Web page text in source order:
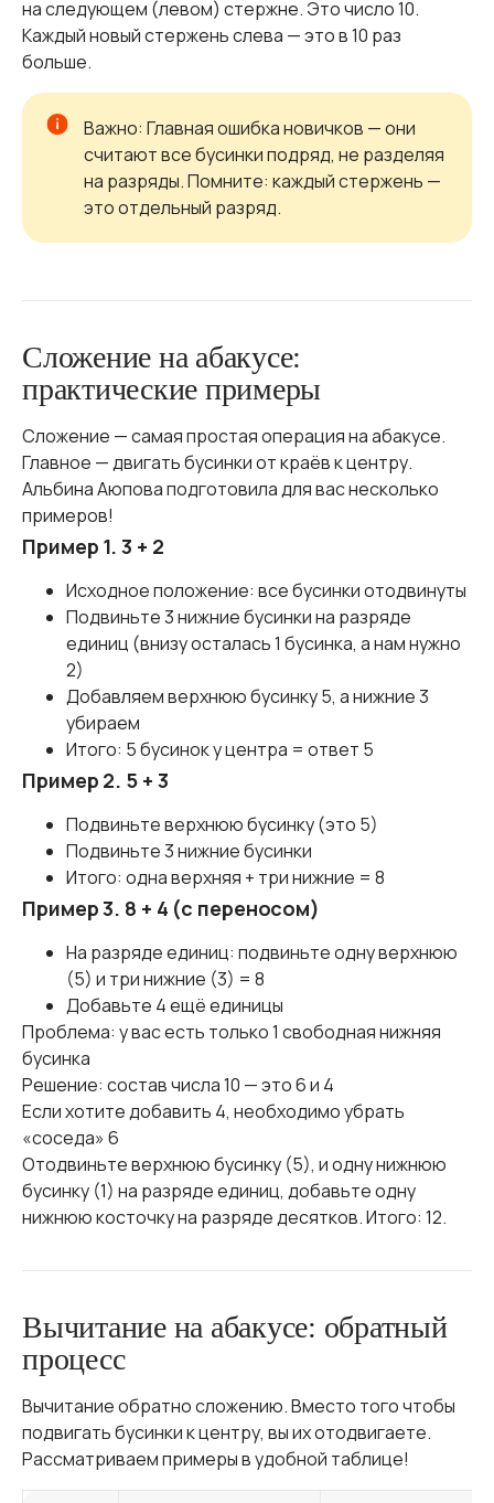
на следующем (левом) стержне. Это число 10.
Каждый новый стержень слева — это в 10 раз
больше.
Важно: Главная ошибка новичков — они
считают все бусинки подряд, не разделяя
на разряды. Помните: каждый стержень —
это отдельный разряд.
Сложение на абакусе:
практические примеры
Сложение — самая простая операция на абакусе.
Главное — двигать бусинки от краёв к центру.
Альбина Аюпова подготовила для вас несколько
примеров!
Пример 1. 3 + 2
Исходное положение: все бусинки отодвинуты
Подвиньте 3 нижние бусинки на разряде
единиц (внизу осталась 1 бусинка, а нам нужно
2)
Добавляем верхнюю бусинку 5, а нижние 3
убираем
Итого: 5 бусинок у центра = ответ 5
Пример 2. 5 + 3
Подвиньте верхнюю бусинку (это 5)
Подвиньте 3 нижние бусинки
Итого: одна верхняя + три нижние = 8
Пример 3. 8 + 4 (с переносом)
На разряде единиц: подвиньте одну верхнюю
(5) и три нижние (3) = 8
Добавьте 4 ещё единицы
Проблема: у вас есть только 1 свободная нижняя
бусинка
Решение: состав числа 10 — это 6 и 4
Если хотите добавить 4, необходимо убрать
«соседа» 6
Отодвиньте верхнюю бусинку (5), и одну нижнюю
бусинку (1) на разряде единиц, добавьте одну
нижнюю косточку на разряде десятков. Итого: 12.
Вычитание на абакусе: обратный
процесс
Вычитание обратно сложению. Вместо того чтобы
подвигать бусинки к центру, вы их отодвигаете.
Рассматриваем примеры в удобной таблице!